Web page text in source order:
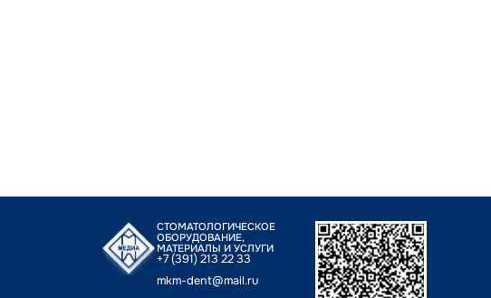
СТОМАТОЛОГИЧЕСКОЕ
ОБОРУДОВАНИЕ,
МАТЕРИАЛЫ И УСЛУГИ
+7 (391) 213 22 33
mkm-dent@mail.ru